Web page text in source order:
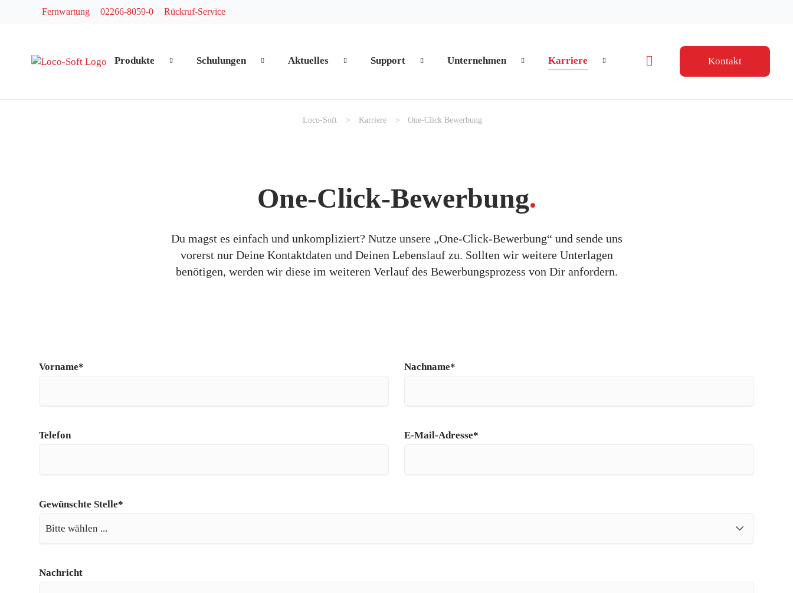
Fernwartung 02266-8059-0 Rückruf-Service
Navigation überspringen
Produkte Schulungen Aktuelles Support Unternehmen Karriere Kontakt
zum Inhalt springen
Loco-Soft Karriere One-Click Bewerbung
One-Click-Bewerbung.
Du magst es einfach und unkompliziert? Nutze unsere „One-Click-Bewerbung“ und sende uns
vorerst nur Deine Kontaktdaten und Deinen Lebenslauf zu. Sollten wir weitere Unterlagen
benötigen, werden wir diese im weiteren Verlauf des Bewerbungsprozess von Dir anfordern.
Pflichtfeld
Vorname* Pflichtfeld
Nachname*
Telefon Pflichtfeld
E-Mail-Adresse*
Pflichtfeld
Gewünschte Stelle*
Nachricht